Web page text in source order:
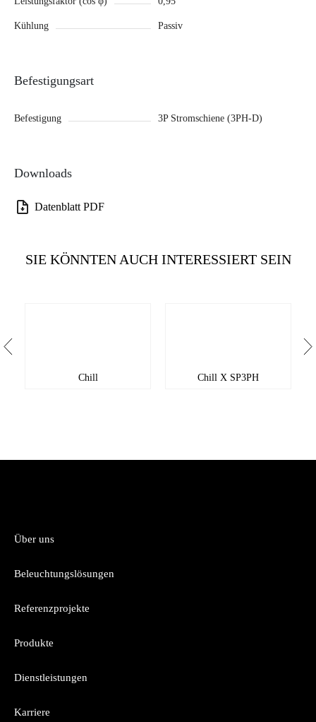
Kühlung Passiv
Befestigungsart
Befestigung 3P Stromschiene (3PH-D)
Downloads
Datenblatt PDF
SIE KÖNNTEN AUCH INTERESSIERT SEIN
Chill Chill X SP3PH
Über uns
Beleuchtungslösungen
Referenzprojekte
Produkte
Dienstleistungen
Karriere